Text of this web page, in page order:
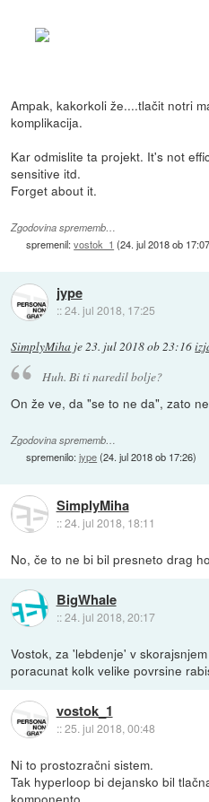
Ampak, kakorkoli že....tlačit notri
komplikacija.
Kar odmislite ta projekt. It's not
sensitive itd.
Forget about it.
Zgodovina sprememb…
spremenil:vostok_1 (24. jul 2018 ob
jype
::24. jul 2018, 17:25
SimplyMiha je23. jul 2018 ob 23:16
Huh. Bi ti naredil bolje?
On že ve, da "se to ne da", zato
Zgodovina sprememb…
spremenilo:jype(24. jul 2018 ob 17:26)
SimplyMiha
::24. jul 2018, 18:11
No, če to ne bi bil presneto drag
BigWhale
::24. jul 2018, 20:17
Vostok, za 'lebdenje' v
poracunat kolk velike povrsine
vostok_1
::25. jul 2018, 00:48
Ni to prostozračni sistem.
Tak hyperloop bi dejansko bil
komponento.